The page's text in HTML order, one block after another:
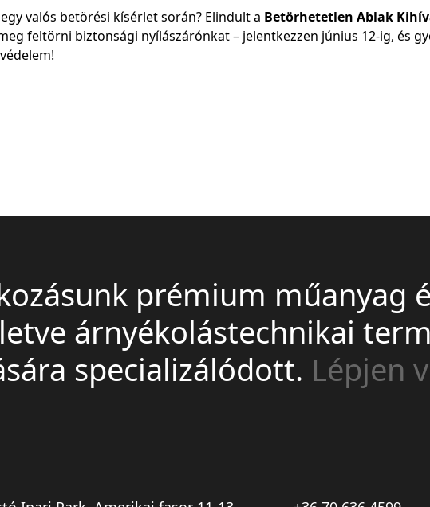
valós betörési kísérlet során? Elindult a Betörhetetlen Ablak
feltörni biztonsági nyílászárónkat – jelentkezzen június 12-ig, és
prémium műanyag
árnyékolástechnikai
specializálódott. Lépjen